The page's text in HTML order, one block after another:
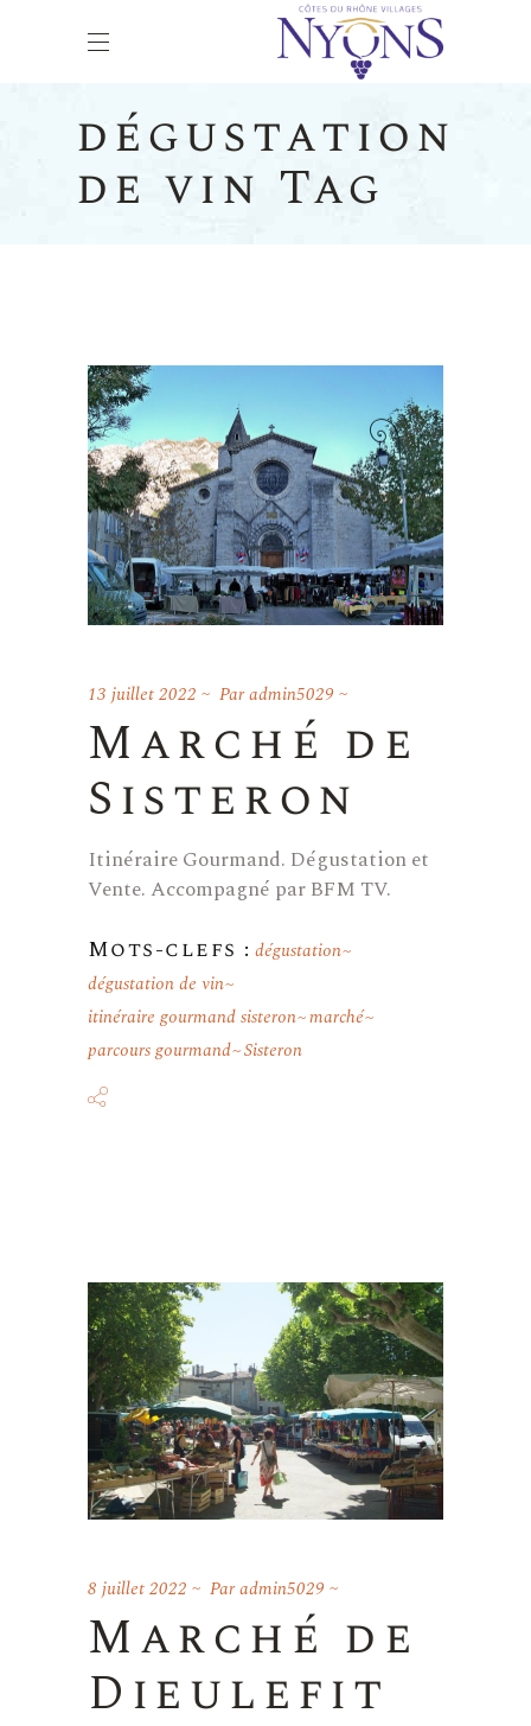
dégustation
de vin Tag
13 juillet 2022 Paradmin5029
Marché de
Sisteron
Itinéraire Gourmand. Dégustation et
Vente. Accompagné par BFM TV.
Mots-clefs : dégustation
dégustation de vin
itinéraire gourmand sisteron marché
parcours gourmand Sisteron
8 juillet 2022 Paradmin5029
Marché de
Dieulefit